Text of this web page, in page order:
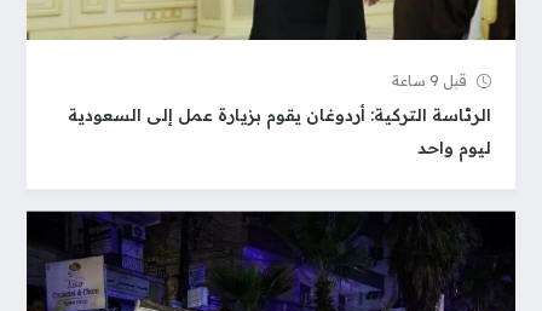
قبل 9 ساعة
الرئاسة التركية: أردوغان يقوم بزيارة عمل إلى السعودية
ليوم واحد